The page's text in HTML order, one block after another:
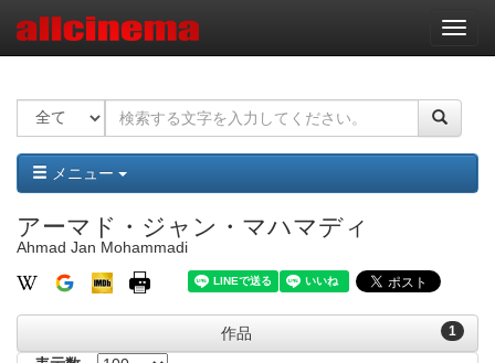
ナ
ビ
ー
ョ
ン
メニュー
アーマド・ジャン・マハマディ
Ahmad Jan Mohammadi
1
作品